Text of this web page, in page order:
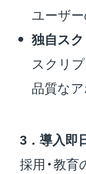
ユーザ
独自スク
スクリ
品質な
3．導入即
採用・教